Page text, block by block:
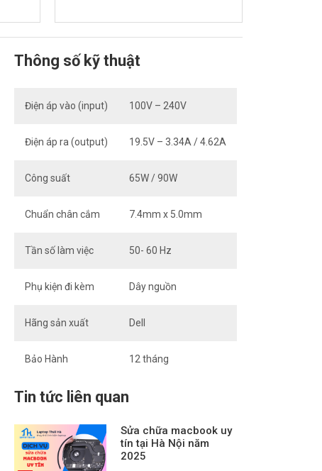
Thông số kỹ thuật
Điện áp vào (input) 100V – 240V
Điện áp ra (output) 19.5V – 3.34A / 4.62A
Công suất 65W / 90W
Chuẩn chân cắm 7.4mm x 5.0mm
Tần số làm việc 50- 60 Hz
Phụ kiện đi kèm Dây nguồn
Hãng sản xuất Dell
Bảo Hành 12 tháng
Tin tức liên quan
Sửa chữa macbook uy
tín tại Hà Nội năm
2025